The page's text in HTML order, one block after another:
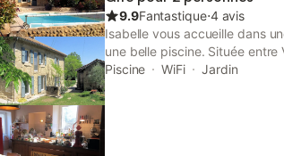
9.9Fantastique⋅4 avis
Isabelle vous accueille dans
une belle piscine. Située
gare TGV Valence (5 min).
Piscine WiFi Jardin